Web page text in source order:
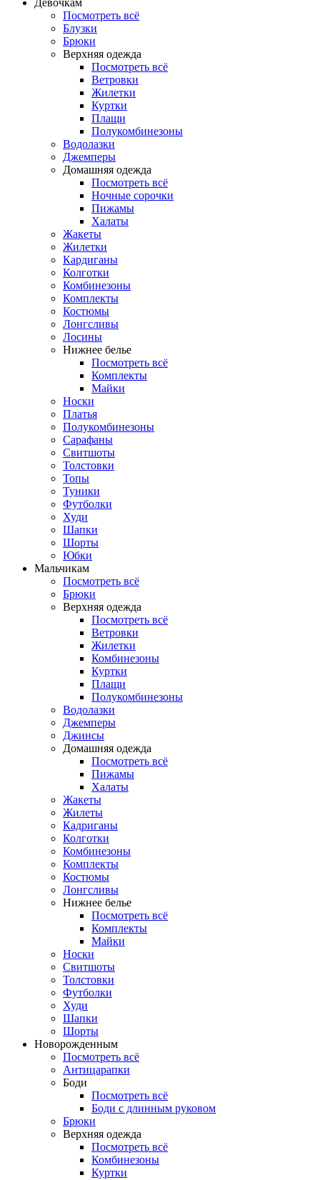
Посмотреть всё
Блузки
Брюки
Верхняя одежда
Посмотреть всё
Ветровки
Жилетки
Куртки
Плащи
Полукомбинезоны
Водолазки
Джемперы
Домашняя одежда
Посмотреть всё
Ночные сорочки
Пижамы
Халаты
Жакеты
Жилетки
Кардиганы
Колготки
Комбинезоны
Комплекты
Костюмы
Лонгсливы
Лосины
Нижнее белье
Посмотреть всё
Комплекты
Майки
Носки
Платья
Полукомбинезоны
Сарафаны
Свитшоты
Толстовки
Топы
Туники
Футболки
Худи
Шапки
Шорты
Юбки
Мальчикам
Посмотреть всё
Брюки
Верхняя одежда
Посмотреть всё
Ветровки
Жилетки
Комбинезоны
Куртки
Плащи
Полукомбинезоны
Водолазки
Джемперы
Джинсы
Домашняя одежда
Посмотреть всё
Пижамы
Халаты
Жакеты
Жилеты
Кадриганы
Колготки
Комбинезоны
Комплекты
Костюмы
Лонгсливы
Нижнее белье
Посмотреть всё
Комплекты
Майки
Носки
Свитшоты
Толстовки
Футболки
Худи
Шапки
Шорты
Новорожденным
Посмотреть всё
Антицарапки
Боди
Посмотреть всё
Боди с длинным руковом
Брюки
Верхняя одежда
Посмотреть всё
Комбинезоны
Куртки